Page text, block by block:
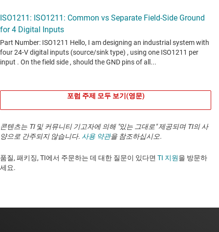
포럼 주제 모두 보기(영문)
콘텐츠는 TI 및 커뮤니티 기고자에 의해 "있는 그대로" 제공되며 TI의 사
양으로 간주되지 않습니다. 사용 약관을 참조하십시오.
품질, 패키징, TI에서 주문하는 데 대한 질문이 있다면 TI 지원을 방문하
세요. ​​​​​​​​​​​​​​